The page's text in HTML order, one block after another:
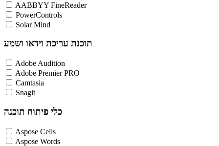
AABBYY FineReader
PowerControls
Solar Mind
תוכנת עריכת וידאו ושמע
Adobe Audition
Adobe Premier PRO
Camtasia
Snagit
כלי פיתוח תוכנה
Aspose Cells
Aspose Words